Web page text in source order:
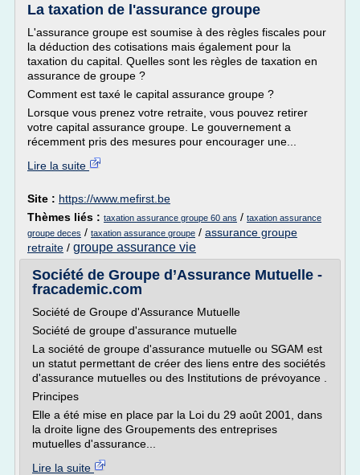
La taxation de l'assurance groupe
L'assurance groupe est soumise à des règles fiscales pour
la déduction des cotisations mais également pour la
taxation du capital. Quelles sont les règles de taxation en
assurance de groupe ?
Comment est taxé le capital assurance groupe ?
Lorsque vous prenez votre retraite, vous pouvez retirer
votre capital assurance groupe. Le gouvernement a
récemment pris des mesures pour encourager une...
Lire la suite
Site : https://www.mefirst.be
Thèmes liés : taxation assurance groupe 60 ans / taxation assurance
groupe deces / taxation assurance groupe / assurance groupe
retraite / groupe assurance vie
Société de Groupe d’Assurance Mutuelle -
fracademic.com
Société de Groupe d'Assurance Mutuelle
Société de groupe d'assurance mutuelle
La société de groupe d'assurance mutuelle ou SGAM est
un statut permettant de créer des liens entre des sociétés
d'assurance mutuelles ou des Institutions de prévoyance .
Principes
Elle a été mise en place par la Loi du 29 août 2001, dans
la droite ligne des Groupements des entreprises
mutuelles d'assurance...
Lire la suite